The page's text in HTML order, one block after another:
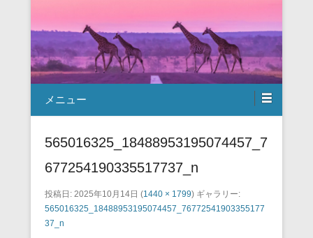
メニュー
565016325_18488953195074457_7
677254190335517737_n
投稿日: 2025年10月14日 (1440 × 1799) ギャラリー:
565016325_18488953195074457_76772541903355177
37_n